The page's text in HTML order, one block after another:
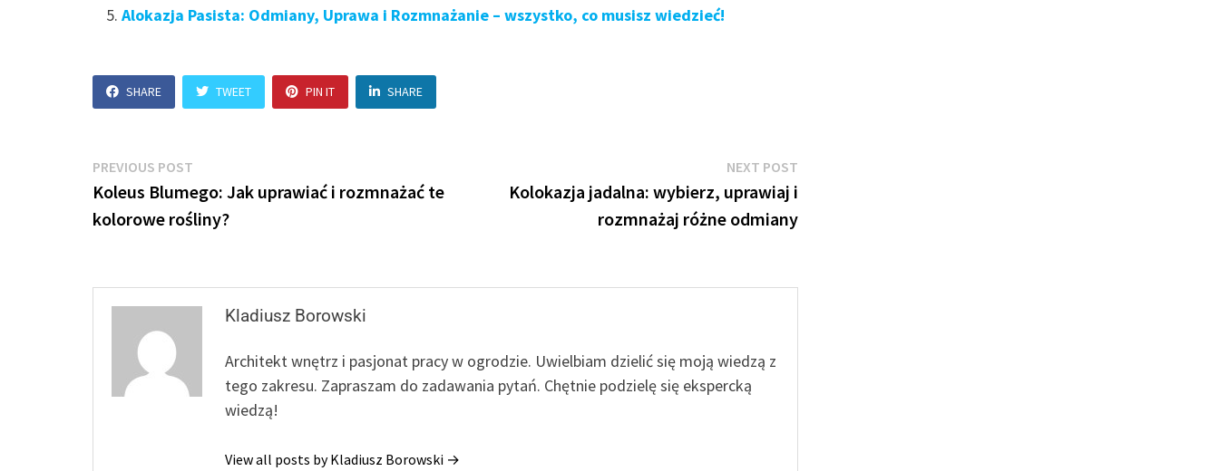
Alokazja Pasista: Odmiany, Uprawa i Rozmnażanie – wszystko, co musisz wiedzieć!
SHARE TWEET PIN IT SHARE
Nawigacja
wpisu
PREVIOUS POST
post:
Koleus Blumego: Jak uprawiać i rozmnażać te
kolorowe rośliny?
NEXT POST
Kolokazja jadalna: wybierz, uprawiaj i
rozmnażaj różne odmiany
Kladiusz Borowski
Architekt wnętrz i pasjonat pracy w ogrodzie. Uwielbiam dzielić się moją wiedzą z
tego zakresu. Zapraszam do zadawania pytań. Chętnie podzielę się ekspercką
wiedzą!
View all posts by Kladiusz Borowski →